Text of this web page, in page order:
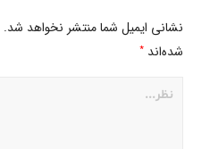
نشانی ایمیل شما منتشر نخواهد شد.
شده‌اند *